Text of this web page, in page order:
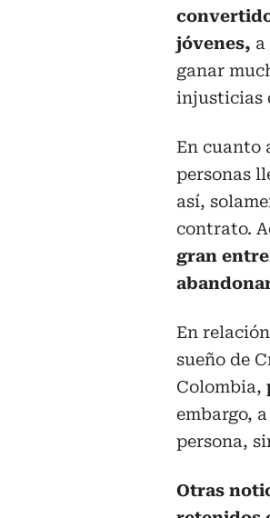
jóvenes, a
ganar
injusticias
En cuanto
personas
así,
contrato.
gran
En
sueño de
Colombia,
embargo,
persona,
Otras